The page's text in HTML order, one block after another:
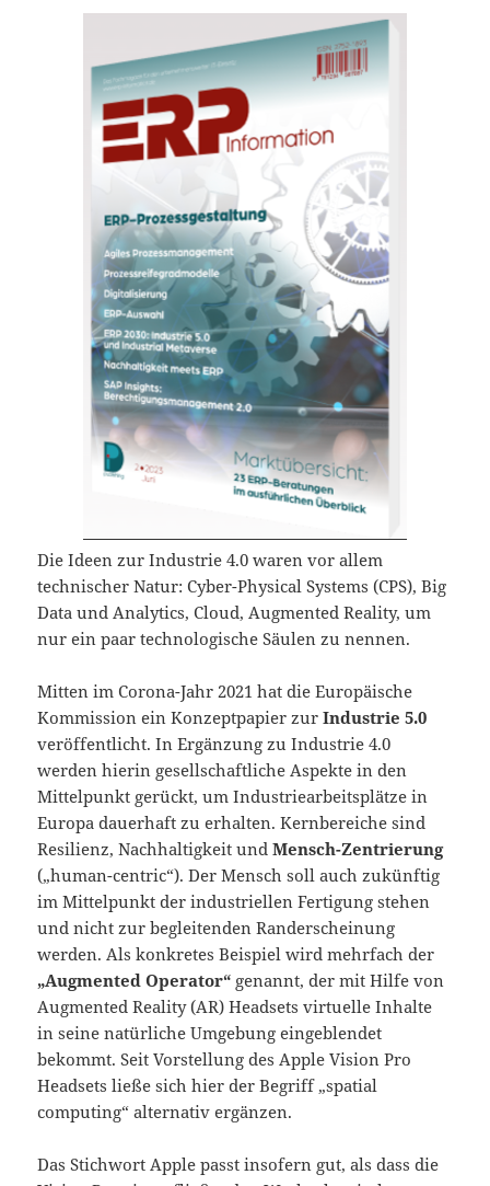
Die Ideen zur Industrie 4.0 waren vor allem
technischer Natur: Cyber-Physical Systems (CPS), Big
Data und Analytics, Cloud, Augmented Reality, um
nur ein paar technologische Säulen zu nennen.
Mitten im Corona-Jahr 2021 hat die Europäische
Kommission ein Konzeptpapier zurIndustrie 5.0
veröffentlicht. In Ergänzung zu Industrie 4.0
werden hierin gesellschaftliche Aspekte in den
Mittelpunkt gerückt, um Industriearbeitsplätze in
Europa dauerhaft zu erhalten. Kernbereiche sind
Resilienz, Nachhaltigkeit undMensch-Zentrierung
(„human-centric“). Der Mensch soll auch zukünftig
im Mittelpunkt der industriellen Fertigung stehen
und nicht zur begleitenden Randerscheinung
werden. Als konkretes Beispiel wird mehrfach der
„Augmented Operator“ genannt, der mit Hilfe von
Augmented Reality (AR) Headsets virtuelle Inhalte
in seine natürliche Umgebung eingeblendet
bekommt. Seit Vorstellung des Apple Vision Pro
Headsets ließe sich hier der Begriff „spatial
computing“ alternativ ergänzen.
Das Stichwort Apple passt insofern gut, als dass die